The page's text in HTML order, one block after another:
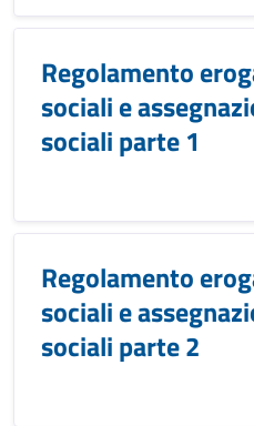
Regolamento
sociali e
sociali parte 1
Regolamento
sociali e
sociali parte 2